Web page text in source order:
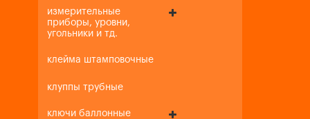
измерительные
приборы, уровни,
угольники и тд.
клейма штамповочные
клуппы трубные
ключи баллонные